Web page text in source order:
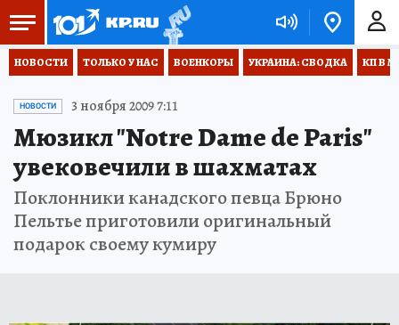
НОВОСТИ ТОЛЬКО У НАС ВОЕНКОРЫ УКРАИНА: СВОДКА КП В
НОВОСТИ 3 ноября 2009 7:11
Мюзикл "Notre Dame de Paris"
увековечили в шахматах
Поклонники канадского певца Брюно
Пельтье приготовили оригинальный
подарок своему кумиру